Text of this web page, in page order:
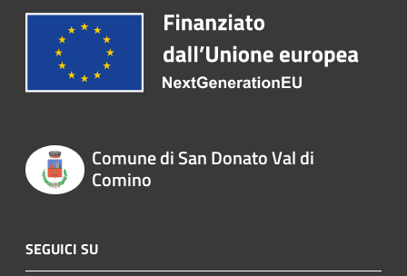
Comune di San Donato Val di
Comino
SEGUICI SU